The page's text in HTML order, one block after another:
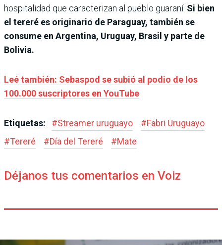
hospitalidad que caracterizan al pueblo guaraní. Si bien
el tereré es originario de Paraguay, también se
consume en Argentina, Uruguay, Brasil y parte de
Bolivia.
Leé también: Sebaspod se subió al podio de los
100.000 suscriptores en YouTube
Etiquetas: #Streamer uruguayo #Fabri Uruguayo
#Tereré #Día del Tereré #Mate
Déjanos tus comentarios en Voiz